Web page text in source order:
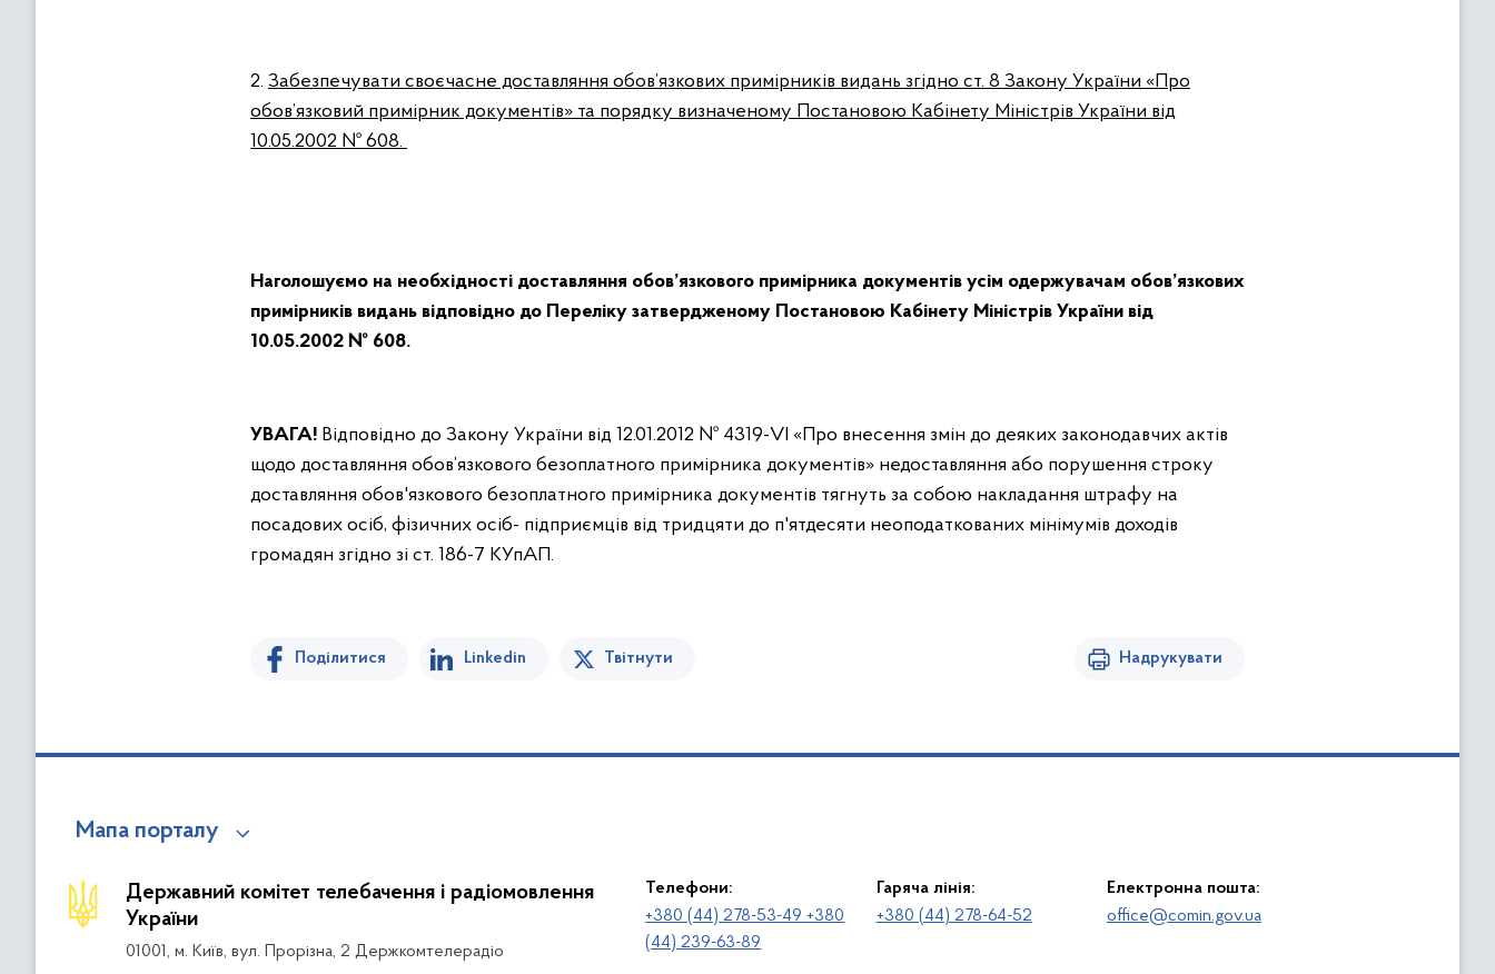
2. Забезпечувати своєчасне доставляння обов’язкових примірників видань згідно ст. 8 Закону України «Про
обов’язковий примірник документів» та порядку визначеному Постановою Кабінету Міністрів України від
10.05.2002 № 608.
Наголошуємо на необхідності доставляння обов’язкового примірника документів усім одержувачам обов’язкових
примірників видань відповідно до Переліку затвердженому Постановою Кабінету Міністрів України від
10.05.2002 № 608.
УВАГА! Відповідно до Закону України від 12.01.2012 № 4319-VI «Про внесення змін до деяких законодавчих актів
щодо доставляння обов’язкового безоплатного примірника документів» недоставляння або порушення строку
доставляння обов'язкового безоплатного примірника документів тягнуть за собою накладання штрафу на
посадових осіб, фізичних осіб- підприємців від тридцяти до п'ятдесяти неоподаткованих мінімумів доходів
громадян згідно зі ст. 186-7 КУпАП.
Поділитися Linkedin Твітнути Надрукувати
Мапа порталу
Державний комітет телебачення і радіомовлення
України
01001, м. Київ, вул. Прорізна, 2 Держкомтелерадіо
Телефони:
+380 (44) 278-53-49 +380
(44) 239-63-89
Гаряча лінія:
+380 (44) 278-64-52
Електронна пошта:
office@comin.gov.ua